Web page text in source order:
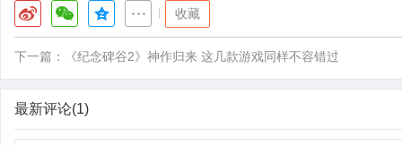
收藏
下一篇： 《纪念碑谷2》神作归来 这几款游戏同样不容错过
最新评论(1)